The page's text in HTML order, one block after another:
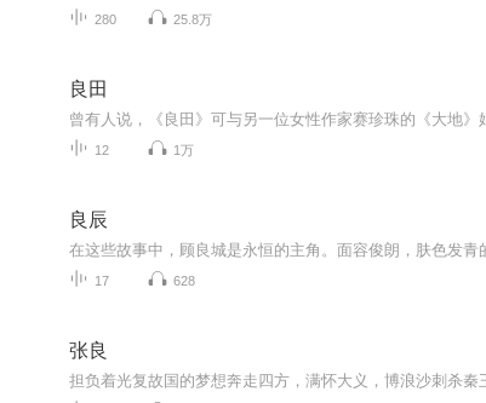
280 25.8万
良田
12 1万
良辰
17 628
张良